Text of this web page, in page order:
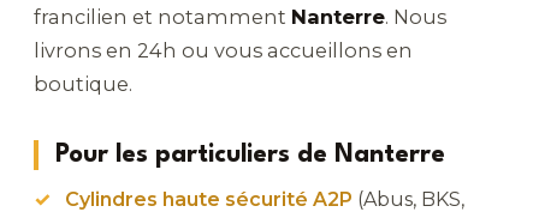
francilien et notamment Nanterre. Nous
livrons en 24h ou vous accueillons en
boutique.
Pour les particuliers de Nanterre
Cylindres haute sécurité A2P (Abus, BKS,